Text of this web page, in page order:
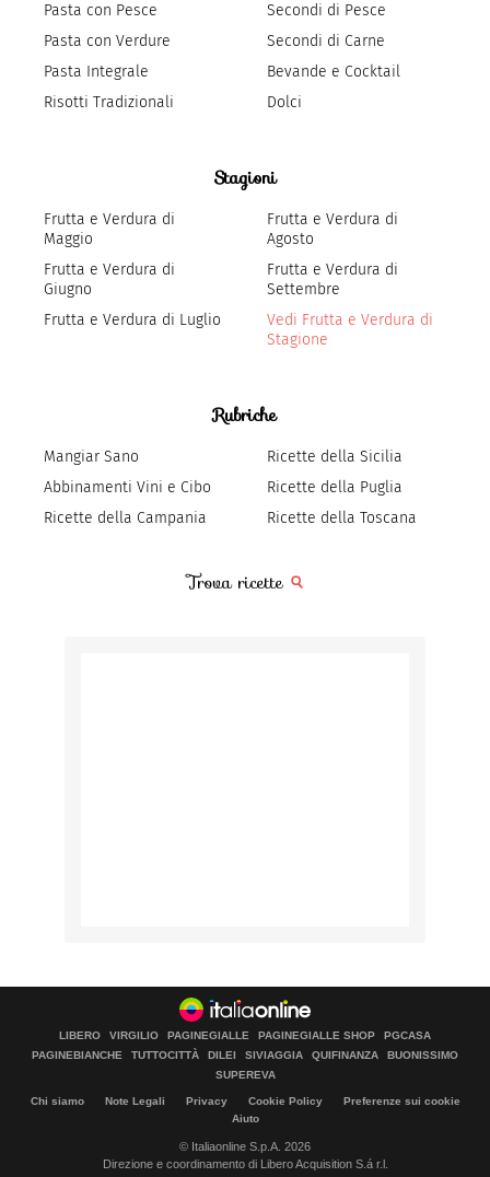
Pasta con Pesce
Pasta con Verdure
Pasta Integrale
Risotti Tradizionali
Secondi di Pesce
Secondi di Carne
Bevande e Cocktail
Dolci
Stagioni
Frutta e Verdura di
Maggio
Frutta e Verdura di
Giugno
Frutta e Verdura di Luglio
Frutta e Verdura di
Agosto
Frutta e Verdura di
Settembre
Vedi Frutta e Verdura di
Stagione
Rubriche
Mangiar Sano
Abbinamenti Vini e Cibo
Ricette della Campania
Ricette della Sicilia
Ricette della Puglia
Ricette della Toscana
Trova ricette
LIBERO VIRGILIO PAGINEGIALLE PAGINEGIALLE SHOP
PGCASA
PAGINEBIANCHE
TUTTOCITTÀ DILEI SIVIAGGIA QUIFINANZA
BUONISSIMO
SUPEREVA
Chi siamo Note Legali Privacy Cookie Policy
Preferenze sui cookie
Aiuto
© Italiaonline S.p.A. 2026
Direzione e coordinamento di Libero Acquisition S.á r.l.